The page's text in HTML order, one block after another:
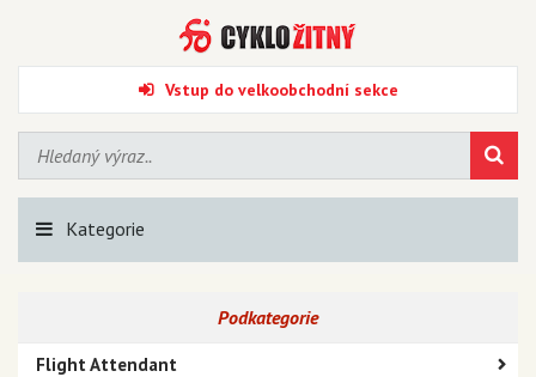
Vstup do velkoobchodní sekce
Kategorie
Podkategorie
Flight Attendant